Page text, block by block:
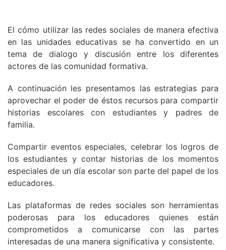
El cómo utilizar las redes sociales de manera efectiva
en las unidades educativas se ha convertido en un
tema de dialogo y discusión entre los diferentes
actores de las comunidad formativa.
A continuación les presentamos las estrategias para
aprovechar el poder de éstos recursos para compartir
historias escolares con estudiantes y padres de
familia.
Compartir eventos especiales, celebrar los logros de
los estudiantes y contar historias de los momentos
especiales de un día escolar son parte del papel de los
educadores.
Las plataformas de redes sociales son herramientas
poderosas para los educadores quienes están
comprometidos a comunicarse con las partes
interesadas de una manera significativa y consistente.